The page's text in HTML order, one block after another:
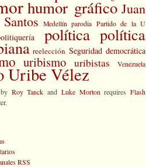
humor gráfico Juan
Medellín parodia Partido de la U
política política
reelección Seguridad democrática
uribismo uribistas Venezuela
Uribe Vélez
Roy Tanck and Luke Morton requires Flash
RSS